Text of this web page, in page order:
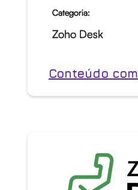
Categoria:
Zoho Desk
Conteúdo